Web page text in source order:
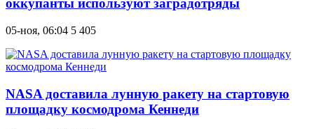
оккупанты используют заградотряды
05-ноя, 06:04 5 405
NASA доставила лунную ракету на стартовую
площадку космодрома Кеннеди